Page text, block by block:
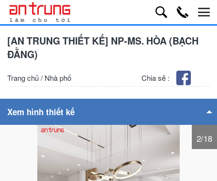
[AN TRUNG THIẾT KẾ] NP-MS. HÒA (BẠCH
ĐẰNG)
Chia sẻ :
Trang chủ/ Nhà phố
Xem hình thiết kế